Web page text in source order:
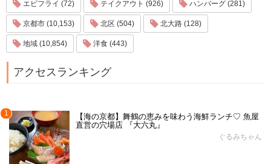
エビフライ (72) テイクアウト (926) ハンバーグ (281)
京都市 (10,153) 北区 (504) 北大路 (128)
地域 (10,854) 洋食 (443)
アクセスランキング
1
【海の京都】舞鶴の恵みを味わう海鮮ランチ♡ 魚屋
直営の穴場店 『大六丸』
ぐるみちゃん